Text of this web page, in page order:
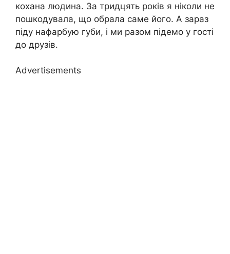
кохана людина. За тридцять років я ніколи не
пошкодувала, що обрала саме його. А зараз
піду нафарбую губи, і ми разом підемо у гості
до друзів.
Advertisements